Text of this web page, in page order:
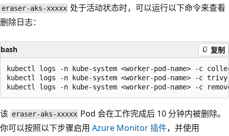
eraser-aks-xxxxx 处于活动状态时，可以运行以下命令来查看
删除日志：
bash 复制
kubectl logs -n kube-system <worker-pod-name> -c
kubectl logs -n kube-system <worker-pod-name> -c
该 eraser-aks-xxxxx Pod 会在工作完成后 10 分钟内被删除。
你可以按照以下步骤启用 Azure Monitor 插件，并使用